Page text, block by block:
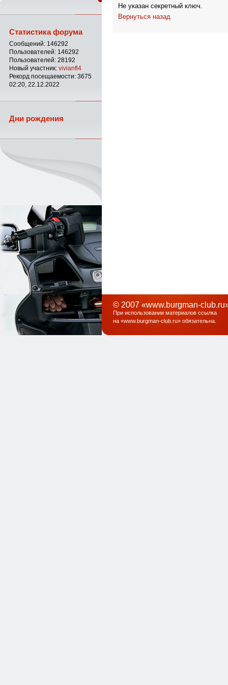
Не указан секретный ключ.
Вернуться назад
Статистика форума
Сообщений: 146292
Пользователей: 146292
Пользователей: 28192
Новый участник: vivianfl4
Рекорд посещаемости: 3675
02:20, 22.12.2022
Дни рождения
© 2007 «www.burgman-
При использовании материалов ссылка
на «www.burgman-club.ru» обязательна